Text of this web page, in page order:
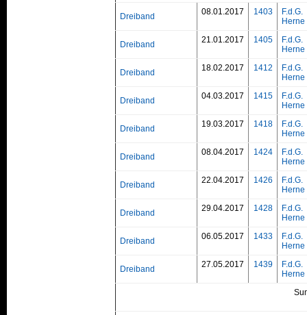
Dreiband 08.01.2017 1403
F.d.G.
Herne
Dreiband 21.01.2017 1405
F.d.G.
Herne
Dreiband 18.02.2017 1412
F.d.G.
Herne
Dreiband 04.03.2017 1415
F.d.G.
Herne
Dreiband 19.03.2017 1418
F.d.G.
Herne
Dreiband 08.04.2017 1424
F.d.G.
Herne
Dreiband 22.04.2017 1426
F.d.G.
Herne
Dreiband 29.04.2017 1428
F.d.G.
Herne
Dreiband 06.05.2017 1433
F.d.G.
Herne
Dreiband 27.05.2017 1439
F.d.G.
Herne